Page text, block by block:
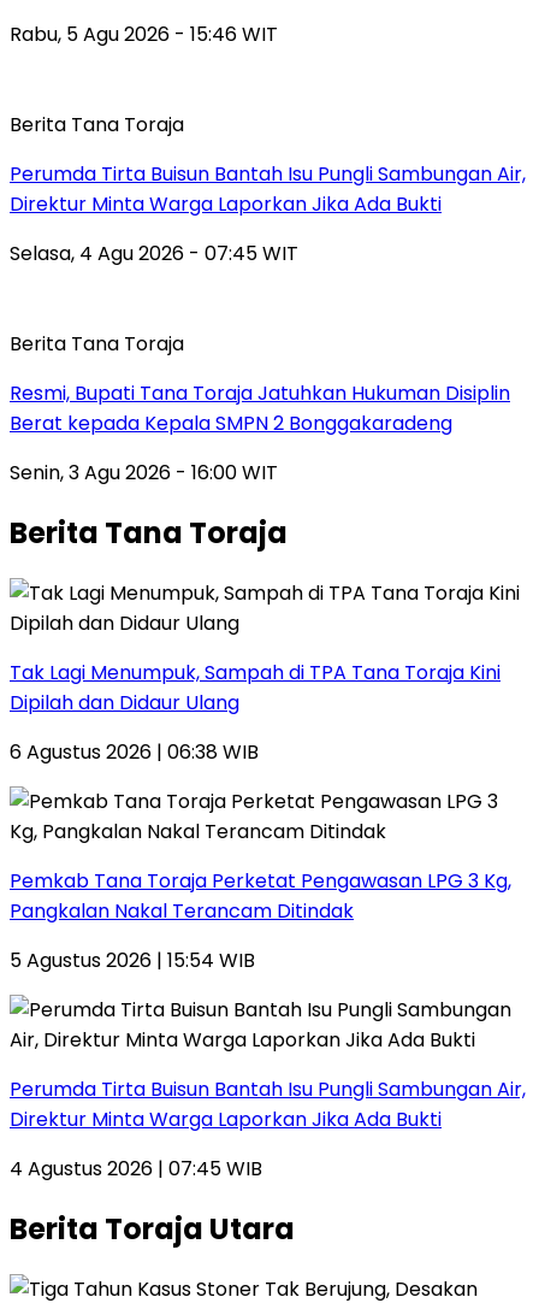
Rabu, 5 Agu 2026 - 15:46 WIT
Berita Tana Toraja
Perumda Tirta Buisun Bantah Isu Pungli Sambungan Air,
Direktur Minta Warga Laporkan Jika Ada Bukti
Selasa, 4 Agu 2026 - 07:45 WIT
Berita Tana Toraja
Resmi, Bupati Tana Toraja Jatuhkan Hukuman Disiplin
Berat kepada Kepala SMPN 2 Bonggakaradeng
Senin, 3 Agu 2026 - 16:00 WIT
Berita Tana Toraja
Tak Lagi Menumpuk, Sampah di TPA Tana Toraja Kini
Dipilah dan Didaur Ulang
6 Agustus 2026 | 06:38 WIB
Pemkab Tana Toraja Perketat Pengawasan LPG 3 Kg,
Pangkalan Nakal Terancam Ditindak
5 Agustus 2026 | 15:54 WIB
Perumda Tirta Buisun Bantah Isu Pungli Sambungan Air,
Direktur Minta Warga Laporkan Jika Ada Bukti
4 Agustus 2026 | 07:45 WIB
Berita Toraja Utara